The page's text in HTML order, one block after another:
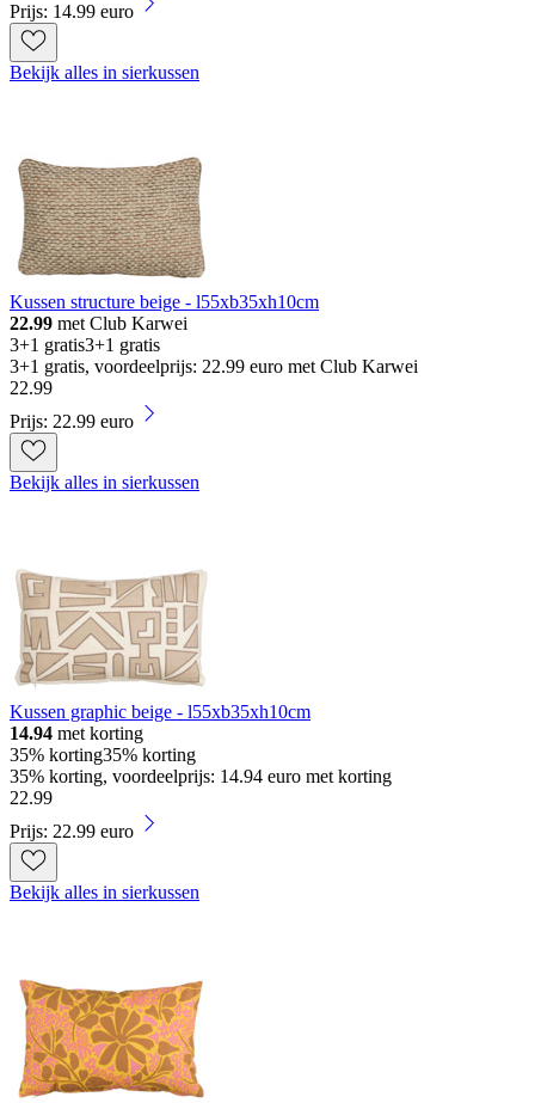
Prijs: 14.99 euro
Bekijk alles in sierkussen
Kussen structure beige - l55xb35xh10cm
22.99 met Club Karwei
3+1 gratis3+1 gratis
3+1 gratis, voordeelprijs: 22.99 euro met Club Karwei
22.99
Prijs: 22.99 euro
Bekijk alles in sierkussen
Kussen graphic beige - l55xb35xh10cm
14.94 met korting
35% korting35% korting
35% korting, voordeelprijs: 14.94 euro met korting
22.99
Prijs: 22.99 euro
Bekijk alles in sierkussen